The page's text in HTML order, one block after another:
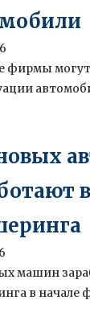
фирмы могут
машин
в начале